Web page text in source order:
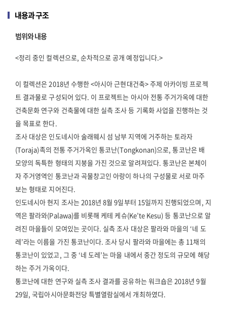
내용과 구조
범위와 내용
<정리 중인 컬렉션으로, 순차적으로 공개 예정입니다.>
이 컬렉션은 2018년 수행한 <아시아 근현대건축> 주제 아카이빙 프로젝
트 결과물로 구성되어 있다. 이 프로젝트는 아시아 전통 주거가옥에 대한
건축문화 연구와 건축물에 대한 실측 조사 등 기록화 사업을 진행하는 것
을 목표로 한다.
조사 대상은 인도네시아 술래웨시 섬 남부 지역에 거주하는 토라자
(Toraja)족의 전통 주거가옥인 통코난(Tongkonan)으로, 통코난은 배
모양의 독특한 형태의 지붕을 가진 것으로 알려져있다. 통코난은 본체이
자 주거영역인 통코난과 곡물창고인 아랑이 하나의 구성물로 서로 마주
보는 형태로 지어진다.
인도네시아 현지 조사는 2018년 8월 9일부터 15일까지 진행되었으며, 지
역은 팔라와(Palawa)를 비롯해 케테 케슈(Ke’te Kesu) 등 통코난으로 알
려진 마을들이 모여있는 곳이다. 실측 조사 대상은 팔라와 마을의 ‘네 도
레’라는 이름을 가진 통코난이다. 조사 당시 팔라와 마을에는 총 11채의
통코난이 있었고, 그 중 ‘네 도레’는 마을 내에서 중간 정도의 규모에 해당
하는 주거 가옥이다.
통코난에 대한 연구와 실측 조사 결과를 공유하는 워크숍은 2018년 9월
29일, 국립아시아문화전당 특별열람실에서 개최하였다.